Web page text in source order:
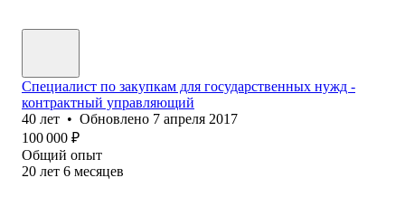
Специалист по закупкам для государственных нужд -
контрактный управляющий
40 лет • Обновлено 7 апреля 2017
100 000 ₽
Общий опыт
20 лет 6 месяцев